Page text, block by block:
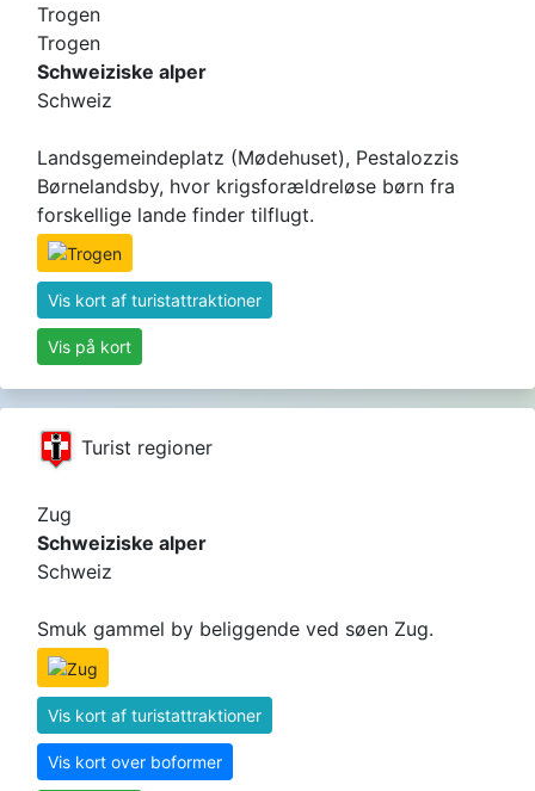
Trogen
Trogen
Schweiziske alper
Schweiz
Landsgemeindeplatz (Mødehuset), Pestalozzis
Børnelandsby, hvor krigsforældreløse børn fra
forskellige lande finder tilflugt.
Vis kort af turistattraktioner
Vis på kort
Turist regioner
Zug
Schweiziske alper
Schweiz
Smuk gammel by beliggende ved søen Zug.
Vis kort af turistattraktioner
Vis kort over boformer